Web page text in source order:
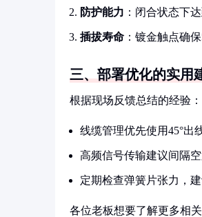
防护能力 ：闭合状态下
插拔寿命 ：镀金触点确
三、部署优化的实用
根据现场反馈总结的经验：
线缆管理优先使用45°出
高频信号传输建议间隔
定期检查弹簧片张力，
各位老板想要了解更多相